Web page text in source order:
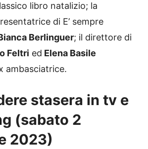
libro natalizio; la
di E’ sempre
Berlinguer; il direttore di
Feltri ed Elena Basile
ambasciatrice.
stasera in tv e
(sabato 2
2023)